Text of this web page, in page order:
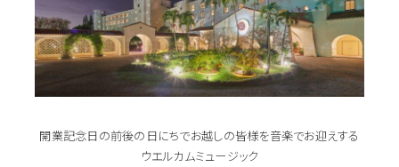
開業記念日の前後の日にちでお越しの皆様を音楽でお迎えする
ウエルカムミュージック